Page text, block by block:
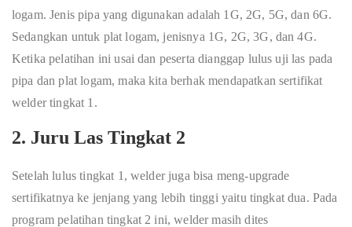
logam. Jenis pipa yang digunakan adalah 1G, 2G, 5G, dan 6G.
Sedangkan untuk plat logam, jenisnya 1G, 2G, 3G, dan 4G.
Ketika pelatihan ini usai dan peserta dianggap lulus uji las pada
pipa dan plat logam, maka kita berhak mendapatkan sertifikat
welder tingkat 1.
2. Juru Las Tingkat 2
Setelah lulus tingkat 1, welder juga bisa meng-upgrade
sertifikatnya ke jenjang yang lebih tinggi yaitu tingkat dua. Pada
program pelatihan tingkat 2 ini, welder masih dites